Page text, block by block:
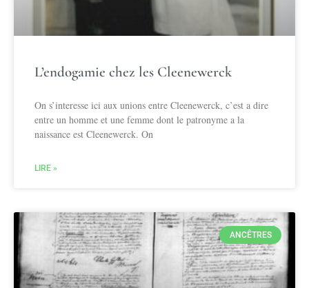
L’endogamie chez les Cleenewerck
On s’interesse ici aux unions entre Cleenewerck, c’est a dire
entre un homme et une femme dont le patronyme a la
naissance est Cleenewerck. On
LIRE »
ANCÊTRES